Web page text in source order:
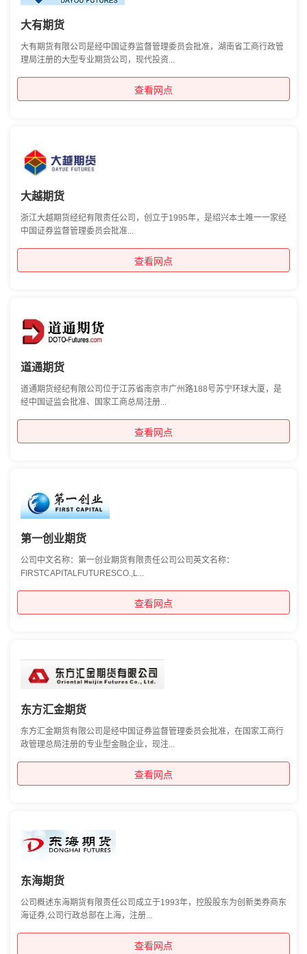
大有期货
大有期货有限公司是经中国证券监督管理委员会批准，湖南省工商行政管
理局注册的大型专业期货公司，现代投资...
查看网点
大越期货
浙江大越期货经纪有限责任公司，创立于1995年，是绍兴本土唯一一家经
中国证券监督管理委员会批准...
查看网点
道通期货
道通期货经纪有限公司位于江苏省南京市广州路188号苏宁环球大厦，是
经中国证监会批准、国家工商总局注册...
查看网点
第一创业期货
公司中文名称：第一创业期货有限责任公司公司英文名称：
FIRSTCAPITALFUTURESCO.,L...
查看网点
东方汇金期货
东方汇金期货有限公司是经中国证券监督管理委员会批准，在国家工商行
政管理总局注册的专业型金融企业，现注...
查看网点
东海期货
公司概述东海期货有限责任公司成立于1993年，控股股东为创新类券商东
海证券,公司行政总部在上海，注册...
查看网点